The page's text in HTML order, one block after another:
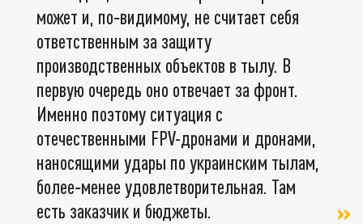
может и, по‑видимому, не считает себя
ответственным за защиту
производственных объектов в тылу. В
первую очередь оно отвечает за фронт.
Именно поэтому ситуация с
отечественными FPV-дронами и дронами,
наносящими удары по украинским тылам,
более‑менее удовлетворительная. Там
есть заказчик и бюджеты.